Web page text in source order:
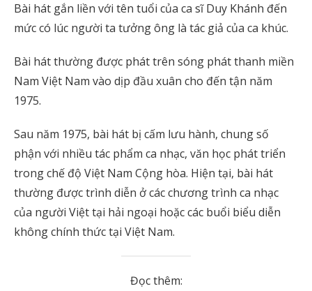
Bài hát gắn liền với tên tuổi của ca sĩ Duy Khánh đến
mức có lúc người ta tưởng ông là tác giả của ca khúc.
Bài hát thường được phát trên sóng phát thanh miền
Nam Việt Nam vào dịp đầu xuân cho đến tận năm
1975.
Sau năm 1975, bài hát bị cấm lưu hành, chung số
phận với nhiều tác phẩm ca nhạc, văn học phát triển
trong chế độ Việt Nam Cộng hòa. Hiện tại, bài hát
thường được trình diễn ở các chương trình ca nhạc
của người Việt tại hải ngoại hoặc các buổi biểu diễn
không chính thức tại Việt Nam.
Đọc thêm: